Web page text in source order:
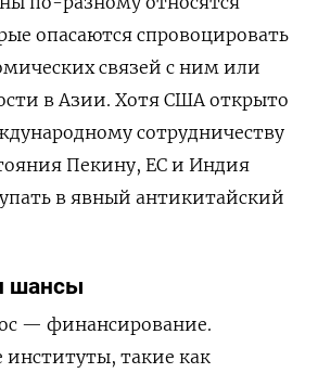
опасаются спровоцировать
связей с ним или
в Азии. Хотя США открыто
сотрудничеству
Пекину, ЕС и Индия
в явный антикитайский
шансы
— финансирование.
институты, такие как